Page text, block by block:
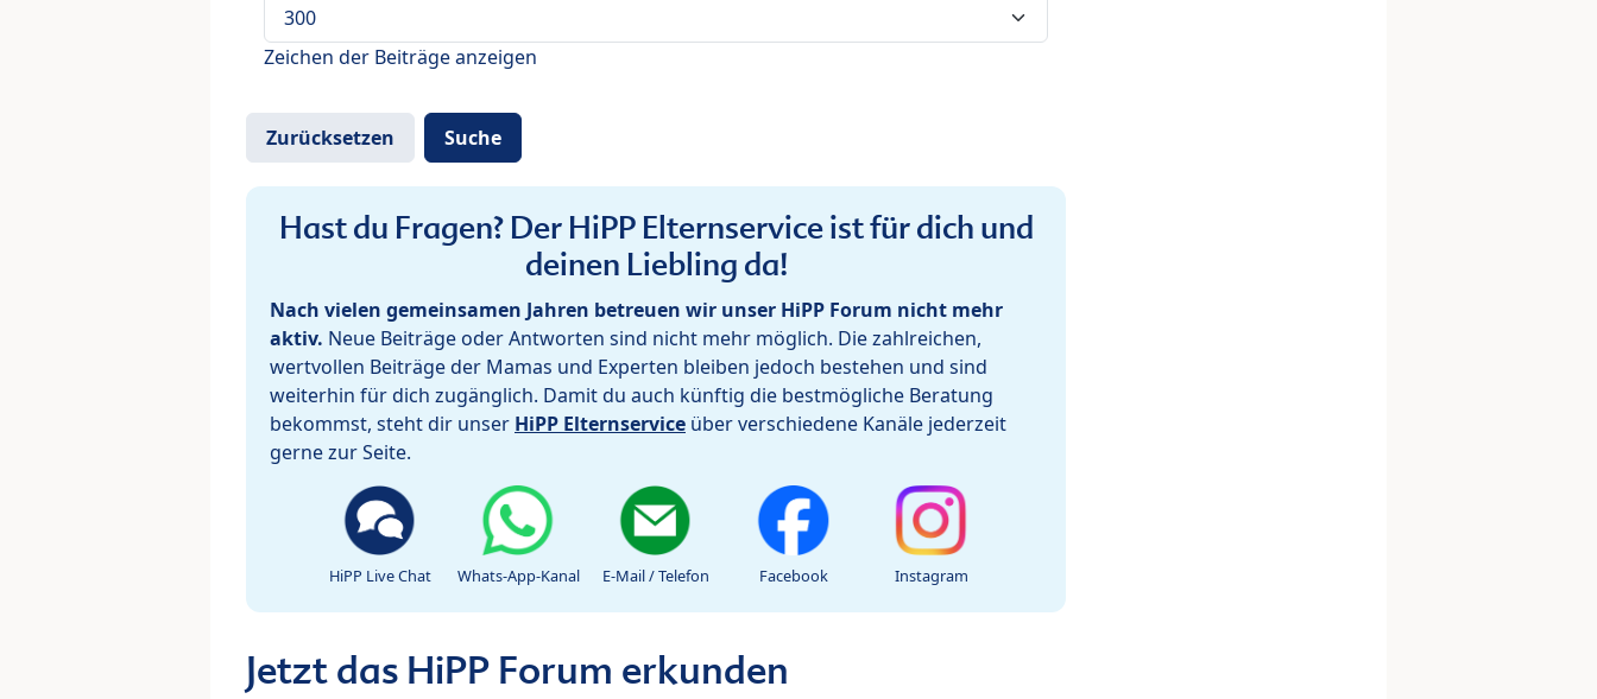
Zeichen der Beiträge anzeigen
Hast du Fragen? Der HiPP Elternservice ist für dich und
deinen Liebling da!
Nach vielen gemeinsamen Jahren betreuen wir unser HiPP Forum nicht mehr
aktiv. Neue Beiträge oder Antworten sind nicht mehr möglich. Die zahlreichen,
wertvollen Beiträge der Mamas und Experten bleiben jedoch bestehen und sind
weiterhin für dich zugänglich. Damit du auch künftig die bestmögliche Beratung
bekommst, steht dir unser HiPP Elternservice über verschiedene Kanäle jederzeit
gerne zur Seite.
HiPP Live Chat Whats-App-Kanal E-Mail / Telefon Facebook Instagram
Jetzt das HiPP Forum erkunden